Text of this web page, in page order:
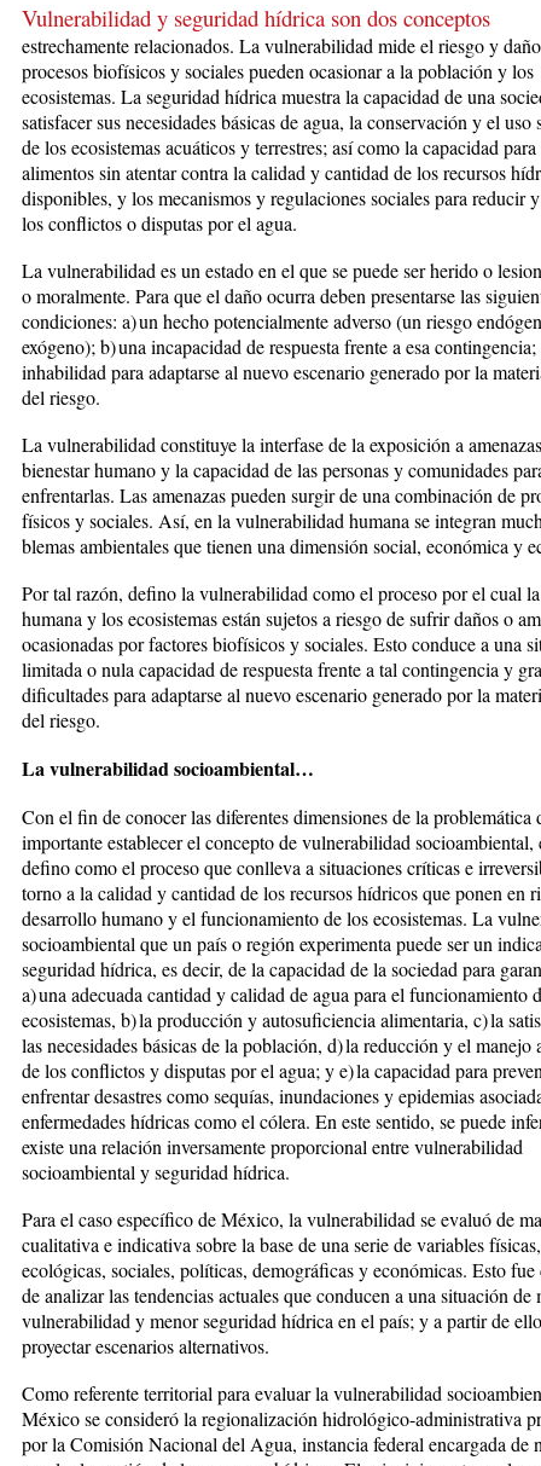
Vulnerabilidad y seguridad hídrica son dos conceptos
estrechamente rela­cionados. La vulnerabilidad mide el ries­go y
procesos biofísi­cos y sociales pueden ocasionar a la po­blación y los
ecosistemas. La seguridad hídrica muestra la capacidad de una
satisfacer sus nece­sidades básicas de agua, la conservación y el uso
de los ecosis­temas acuáticos y terrestres; así como la capacidad
alimentos sin atentar contra la calidad y cantidad de los recursos
disponibles, y los mecanismos y regulaciones so­cia­les para reducir
los con­flic­tos o disputas por el agua.
La vulnerabilidad es un estado en el que se puede ser herido o
o moralmente. Para que el daño ocurra deben presentarse las
condiciones: a) un hecho potencial­mente adverso (un riesgo
exógeno); b) una incapacidad de respuesta frente a esa
inhabilidad para adaptarse al nue­vo escenario generado por la
del riesgo.
La vulnerabilidad constituye la in­terfase de la exposición a
bienestar humano y la capacidad de las personas y comunidades
enfrentarlas. Las amenazas pueden surgir de una combinación de
físicos y sociales. Así, en la vulne­ra­bilidad humana se integran
blemas ambientales que tienen una dimensión social, económica y
Por tal razón, defino la vulnerabili­dad como el proceso por el cual
humana y los ecosistemas es­tán sujetos a riesgo de sufrir daños o
ocasionadas por factores bio­físicos y sociales. Esto conduce a una
limitada o nula capacidad de respuesta frente a tal contingencia y
dificultades para adaptarse al nuevo escenario generado por la
del riesgo.
La vulnerabilidad socioambiental…
Con el fin de conocer las diferentes di­mensiones de la problemática
importante establecer el concepto de vulnerabilidad socioambiental,
defino como el proceso que conlleva a situaciones críticas e
torno a la calidad y cantidad de los recursos hídricos que ponen en
desarrollo humano y el funcionamiento de los ecosistemas. La
socioambiental que un país o región experimenta puede ser un
seguridad hídrica, es decir, de la capacidad de la sociedad para
a) una adecuada can­tidad y calidad de agua para el funcio­namiento
ecosistemas, b) la pro­ducción y autosuficiencia alimentaria, c) la
las necesidades básicas de la población, d) la reducción y el manejo
de los conflictos y disputas por el agua; y e) la capa­cidad para
enfrentar desastres como sequías, inundaciones y epidemias
enfermedades hídricas como el cólera. En este sen­tido, se puede
existe una relación inversamente proporcio­nal entre vulnerabilidad
socioambien­tal y seguridad hídrica.
Para el caso específico de México, la vulnerabilidad se evaluó de
cualitativa e indicativa sobre la base de una serie de variables
ecológicas, sociales, políticas, de­mográficas y económicas. Esto
de analizar las tendencias actuales que conducen a una situación de
vulnerabilidad y menor seguridad hídrica en el país; y a partir de
proyectar escenarios alter­nativos.
Como referente territorial para eva­luar la vulnerabilidad
México se consideró la regionaliza­ción hidrológico-administrativa
por la Comisión Nacional del Agua, instancia federal encargada de